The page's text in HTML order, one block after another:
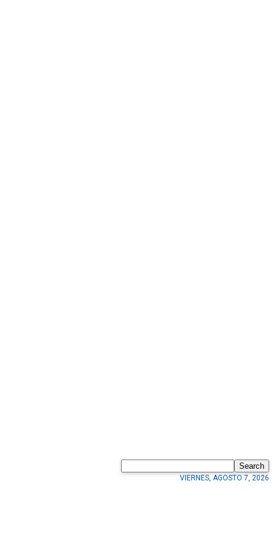
Search
VIERNES, AGOSTO 7, 2026